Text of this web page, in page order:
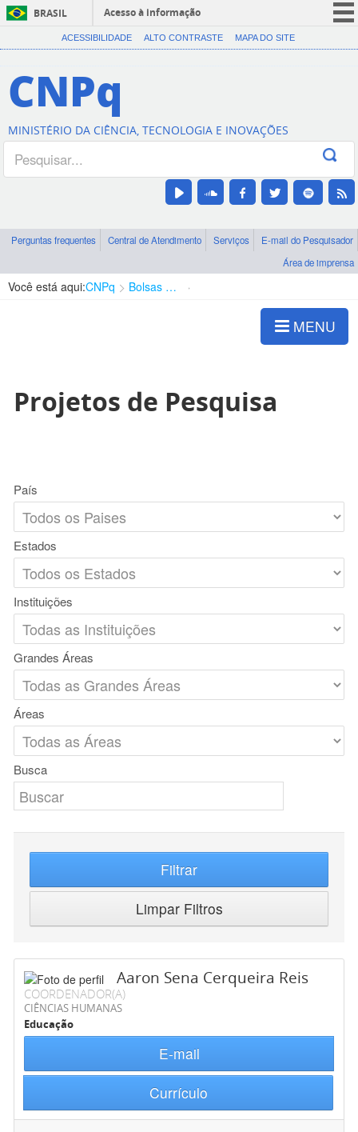
BRASIL
Acesso à informação
CORONAVÍRUS (COVID-19)
Canais
ACESSIBILIDADE ALTO CONTRASTE MAPA DO SITE
CNPq
MINISTÉRIO DA CIÊNCIA, TECNOLOGIA E INOVAÇÕES
Perguntas frequentes Central de Atendimento Serviços
E-mail do Pesquisador
Área de imprensa
Você está aqui:CNPq Bolsas e Auxílios Vigentes
MENU
Projetos de Pesquisa
País
Estados
Instituições
Grandes Áreas
Áreas
Busca
Filtrar
Limpar Filtros
Aaron Sena Cerqueira Reis
COORDENADOR(A)
CIÊNCIAS HUMANAS
Educação
E-mail
Currículo